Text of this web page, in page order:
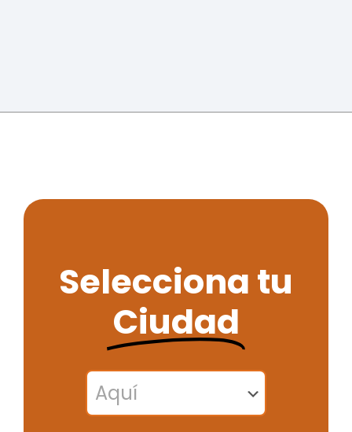
Selecciona tu
Ciudad